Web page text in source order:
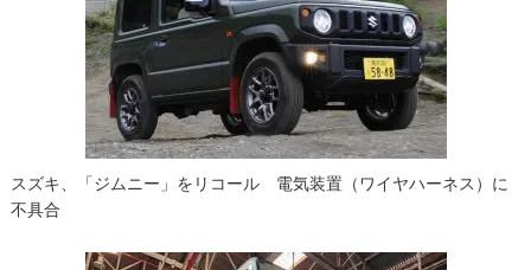
スズキ、「ジムニー」をリコール 電気装置（ワイヤハーネス）に
不具合